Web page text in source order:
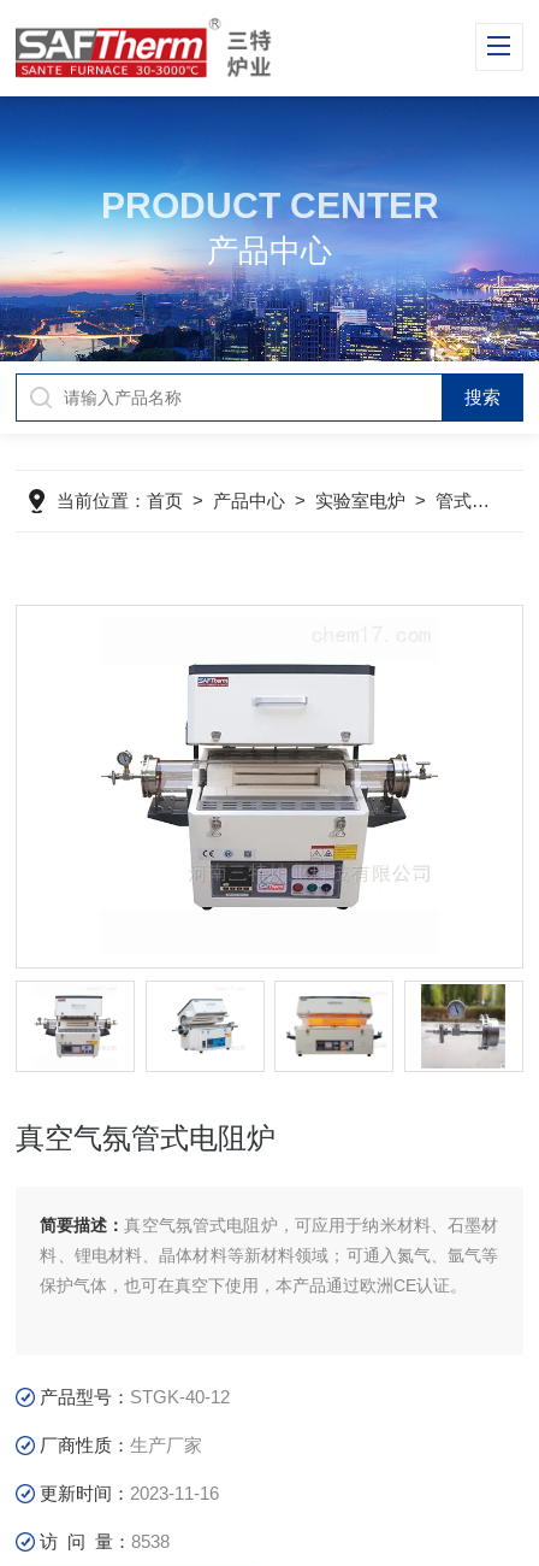
PRODUCT CENTER
产品中心
当前位置：首页 > 产品中心 > 实验室电炉 >管式炉
真空气氛管式电阻炉
简要描述：真空气氛管式电阻炉，可应用于纳米材料、石墨材
料、锂电材料、晶体材料等新材料领域；可通入氮气、氩气等
保护气体，也可在真空下使用，本产品通过欧洲CE认证。
产品型号： STGK-40-12
厂商性质：生产厂家
更新时间： 2023-11-16
访 问 量：8538